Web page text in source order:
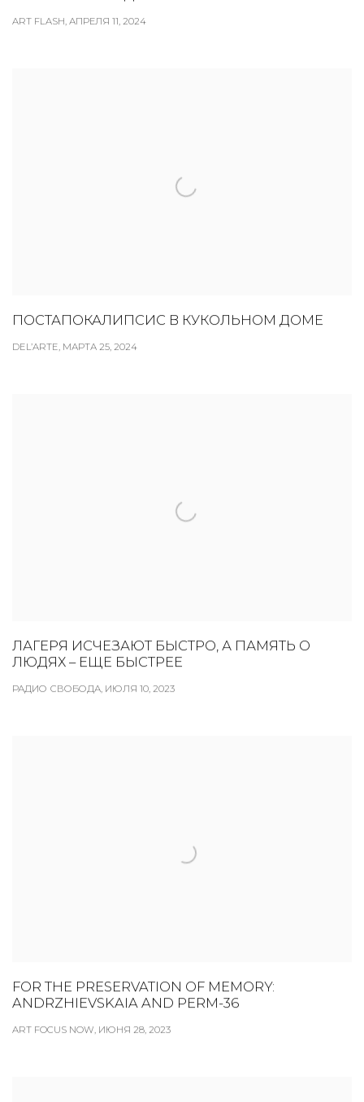
ART FLASH, АПРЕЛЯ 11, 2024
ПОСТАПОКАЛИПСИС В КУКОЛЬНОМ ДОМЕ
DEL’ARTE, МАРТА 25, 2024
ЛАГЕРЯ ИСЧЕЗАЮТ БЫСТРО, А ПАМЯТЬ О
ЛЮДЯХ – ЕЩЕ БЫСТРЕЕ
РАДИО СВОБОДА, ИЮЛЯ 10, 2023
FOR THE PRESERVATION OF MEMORY:
ANDRZHIEVSKAIA AND PERM-36
ART FOCUS NOW, ИЮНЯ 28, 2023